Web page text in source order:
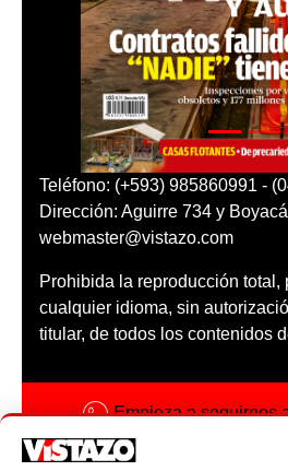
Teléfono: (+593) 985860991 -
Dirección: Aguirre 734 y
webmaster@vistazo.com
Prohibida la reproducción total,
cualquier idioma, sin
titular, de todos los contenidos
Empieza a seguirnos